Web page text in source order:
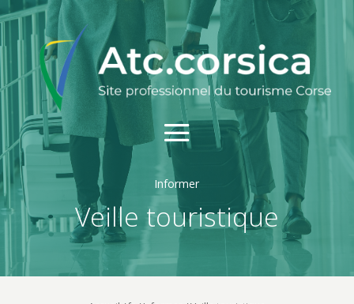
Informer
Veille touristique